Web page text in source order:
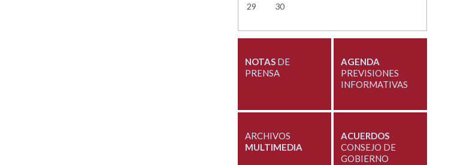
29 30
NOTASDE
PRENSA
AGENDA
PREVISIONES
INFORMATIVAS
ARCHIVOS
MULTIMEDIA
ACUERDOS
CONSEJO DE
GOBIERNO